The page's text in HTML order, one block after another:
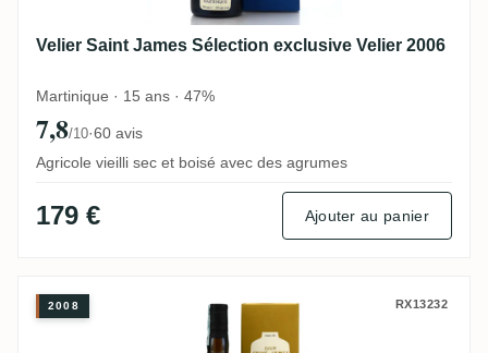
Velier Saint James Sélection exclusive Velier 2006
Martinique · 15 ans · 47%
7,8/10·60 avis
Agricole vieilli sec et boisé avec des agrumes
179 € Ajouter au panier
Velier Saint James Sélection exclusive
2008 RX13232